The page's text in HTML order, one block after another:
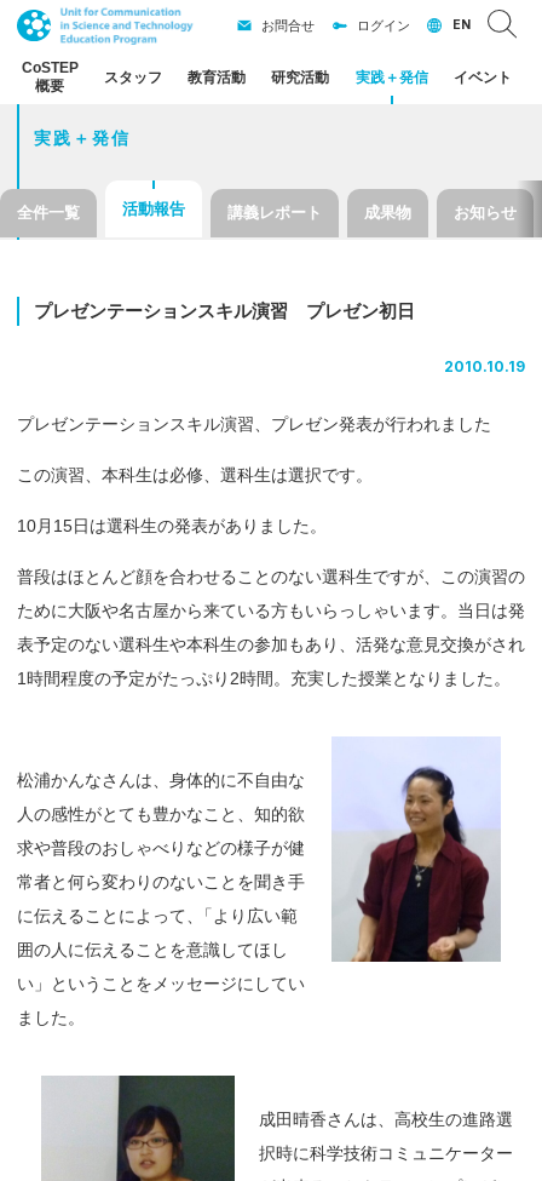
CoSTEP
概要
スタッフ 教育活動 研究活動 実践＋発信 イベント
お問合せ ログイン EN
実践＋発信
全件一覧 活動報告 講義レポート 成果物 お知らせ
プレゼンテーションスキル演習 プレゼン初日
2010.10.19
プレゼンテーションスキル演習、プレゼン発表が行われました
この演習、本科生は必修、選科生は選択です。
10月15日は選科生の発表がありました。
普段はほとんど顔を合わせることのない選科生ですが、この演習の
ために大阪や名古屋から来ている方もいらっしゃいます。当日は発
表予定のない選科生や本科生の参加もあり、活発な意見交換がされ
1時間程度の予定がたっぷり2時間。充実した授業となりました。
松浦かんなさんは、身体的に不自由な
人の感性がとても豊かなこと、知的欲
求や普段のおしゃべりなどの様子が健
常者と何ら変わりのないことを聞き手
に伝えることによって
「より広い範
囲の人に伝えることを意識してほし
い」ということをメッセージにしてい
ました。
成田晴香さんは、高校生の進路選
択時に科学技術コミュニケーター